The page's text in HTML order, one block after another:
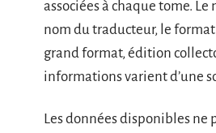
associées à chaque tome. Le
nom du traducteur, le format
grand format, édition
informations varient d’une
Les données disponibles ne